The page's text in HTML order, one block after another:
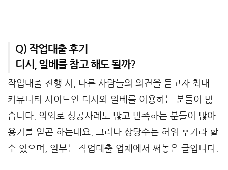
Q) 작업대출 후기
디시, 일베를 참고 해도 될까?
작업대출 진행 시, 다른 사람들의 의견을 듣고자 최대
커뮤니티 사이트인 디시와 일베를 이용하는 분들이 많
습니다. 의외로 성공사례도 많고 만족하는 분들이 많아
용기를 얻곤 하는데요. 그러나 상당수는 허위 후기라 할
수 있으며, 일부는 작업대출 업체에서 써놓은 글입니다.